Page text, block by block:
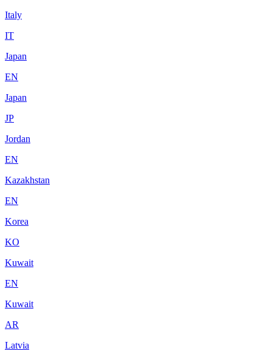
Italy
IT
Japan
EN
Japan
JP
Jordan
EN
Kazakhstan
EN
Korea
KO
Kuwait
EN
Kuwait
AR
Latvia